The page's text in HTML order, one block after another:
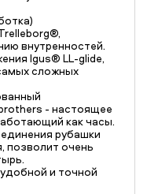
внутренностей.
Igus® LL-glide,
сложных
- настоящее
как часы.
рубашки
позволит очень
и точной